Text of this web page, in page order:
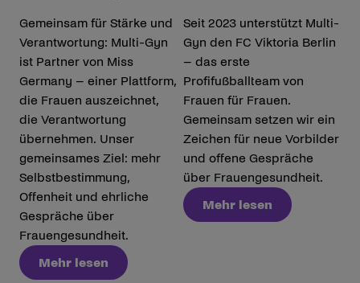
Gemeinsam für Stärke und
Verantwortung: Multi-Gyn
ist Partner von Miss
Germany – einer Plattform,
die Frauen auszeichnet,
die Verantwortung
übernehmen. Unser
gemeinsames Ziel: mehr
Selbstbestimmung,
Offenheit und ehrliche
Gespräche über
Frauengesundheit.
Mehr lesen
Seit 2023 unterstützt Multi-
Gyn den FC Viktoria Berlin
– das erste
Profifußballteam von
Frauen für Frauen.
Gemeinsam setzen wir ein
Zeichen für neue Vorbilder
und offene Gespräche
über Frauengesundheit.
Mehr lesen